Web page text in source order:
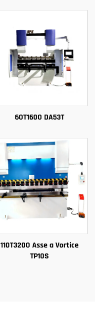
60T1600 DA53T
110T3200 Asse a Vortice
TP10S